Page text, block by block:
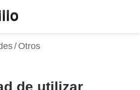
/ Otros
de utilizar